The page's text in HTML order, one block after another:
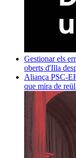
Gestionar els
oberts d'Illa
Aliança PSC-
que mira de